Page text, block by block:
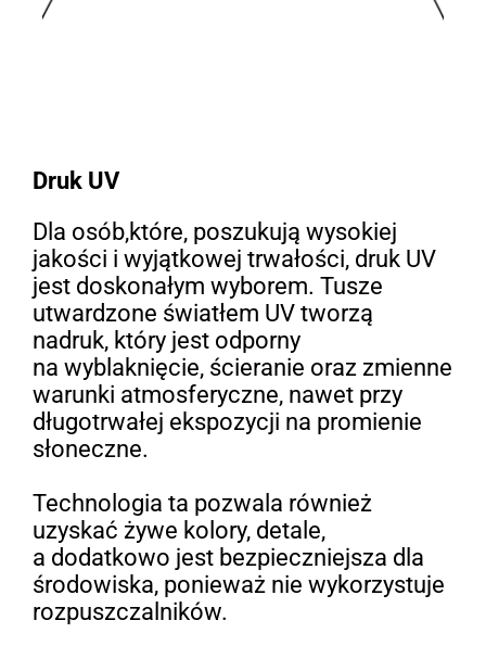
Druk UV
Dla osób,które, poszukują wysokiej
jakości i wyjątkowej trwałości, druk UV
jest doskonałym wyborem. Tusze
utwardzone światłem UV tworzą
nadruk, który jest odporny
na wyblaknięcie, ścieranie oraz zmienne
warunki atmosferyczne, nawet przy
długotrwałej ekspozycji na promienie
słoneczne.
Technologia ta pozwala również
uzyskać żywe kolory, detale,
a dodatkowo jest bezpieczniejsza dla
środowiska, ponieważ nie wykorzystuje
rozpuszczalników.